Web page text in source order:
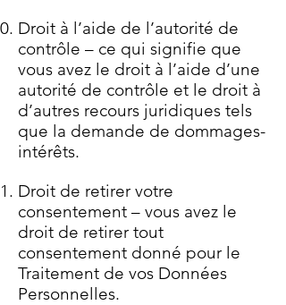
Droit à l’aide de l’autorité de
contrôle – ce qui signifie que
vous avez le droit à l’aide d’une
autorité de contrôle et le droit à
d’autres recours juridiques tels
que la demande de dommages-
intérêts.
Droit de retirer votre
consentement – vous avez le
droit de retirer tout
consentement donné pour le
Traitement de vos Données
Personnelles.